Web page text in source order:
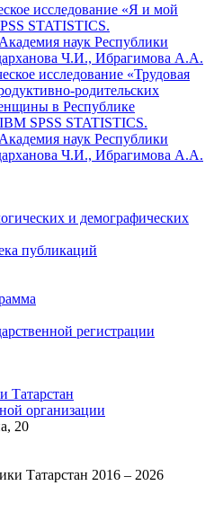
исследование «Я и мой
STATISTICS.
наук Республики
Ч.И., Ибрагимова А.А.
исследование «Трудовая
родительских
в Республике
SPSS STATISTICS.
наук Республики
Ч.И., Ибрагимова А.А.
и демографических
публикаций
регистрации
Татарстан
организации
20
Татарстан 2016 – 2026